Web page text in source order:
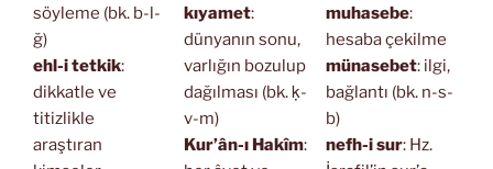
söyleme (bk. b-l-
ğ)
ehl-i tetkik:
dikkatle ve
titizlikle
araştıran
kıyamet:
dünyanın sonu,
varlığın bozulup
dağılması (bk. ḳ-
v-m)
Kur’ân-ı Hakîm:
muhasebe:
hesaba çekilme
münasebet: ilgi,
bağlantı (bk. n-s-
b)
nefh-i sur: Hz.